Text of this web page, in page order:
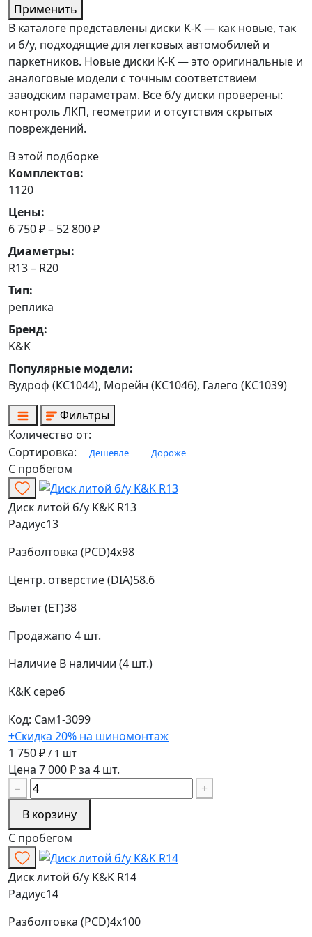
Применить
В каталоге представлены диски K-K — как новые, так
и б/у, подходящие для легковых автомобилей и
паркетников. Новые диски K-K — это оригинальные и
аналоговые модели с точным соответствием
заводским параметрам. Все б/у диски проверены:
контроль ЛКП, геометрии и отсутствия скрытых
повреждений.
В этой подборке
Комплектов:
1120
Цены:
6 750 ₽ – 52 800 ₽
Диаметры:
R13 – R20
Тип:
реплика
Бренд:
K&K
Популярные модели:
Вудроф (КС1044), Морейн (КС1046), Галего (КС1039)
Фильтры
Количество от:
Сортировка:
Дешевле Дороже
С пробегом
Диск литой б/у K&K R13
Радиус13
Разболтовка (PCD)4x98
Центр. отверстие (DIA)58.6
Вылет (ET)38
Продажапо 4 шт.
Наличие В наличии (4 шт.)
K&K сереб
Код: Сам1-3099
+Скидка 20% на шиномонтаж
1 750 ₽ / 1 шт
Цена 7 000 ₽ за 4 шт.
−
+
В корзину
С пробегом
Диск литой б/у K&K R14
Радиус14
Разболтовка (PCD)4x100